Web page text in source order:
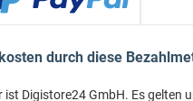
durch diese
Digistore24 GmbH. Es gelten